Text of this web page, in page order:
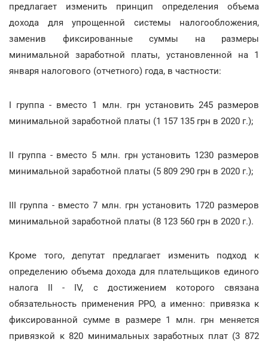
предлагает изменить принцип определения объема
дохода для упрощенной системы налогообложения,
заменив фиксированные суммы на размеры
минимальной заработной платы, установленной на 1
января налогового (отчетного) года, в частности:
I группа - вместо 1 млн. грн установить 245 размеров
минимальной заработной платы (1 157 135 грн в 2020 г.);
II группа - вместо 5 млн. грн установить 1230 размеров
минимальной заработной платы (5 809 290 грн в 2020 г.);
III группа - вместо 7 млн. грн установить 1720 размеров
минимальной заработной платы (8 123 560 грн в 2020 г.).
Кроме того, депутат предлагает изменить подход к
определению объема дохода для плательщиков единого
налога II - IV, с достижением которого связана
обязательность применения РРО, а именно: привязка к
фиксированной сумме в размере 1 млн. грн меняется
привязкой к 820 минимальных заработных плат (3 872